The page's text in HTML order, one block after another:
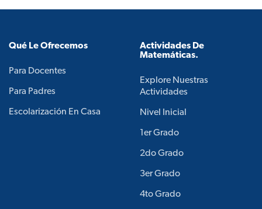
Qué Le Ofrecemos
Para Docentes
Para Padres
Escolarización En Casa
Actividades De
Matemáticas.
Explore Nuestras
Actividades
Nivel Inicial
1er Grado
2do Grado
3er Grado
4to Grado